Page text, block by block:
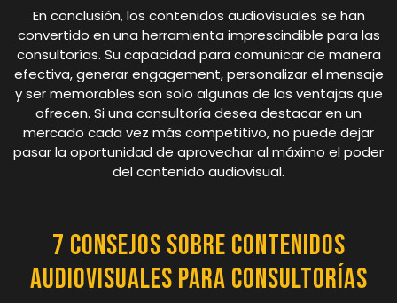
En conclusión, los contenidos audiovisuales se han
convertido en una herramienta imprescindible para las
consultorías. Su capacidad para comunicar de manera
efectiva, generar engagement, personalizar el mensaje
y ser memorables son solo algunas de las ventajas que
ofrecen. Si una consultoría desea destacar en un
mercado cada vez más competitivo, no puede dejar
pasar la oportunidad de aprovechar al máximo el poder
del contenido audiovisual.
7 consejos sobre contenidos
audiovisuales para consultorías